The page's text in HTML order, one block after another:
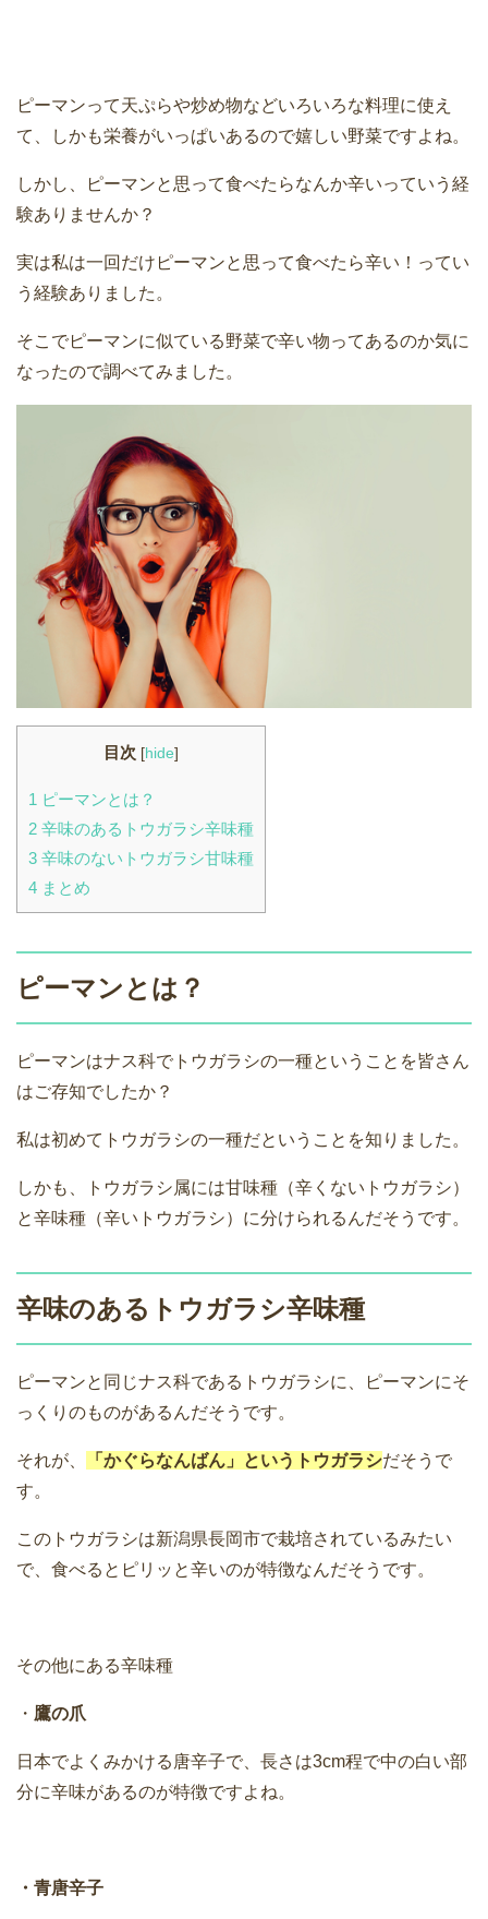
ピーマンって天ぷらや炒め物などいろいろな料理に使え
て、しかも栄養がいっぱいあるので嬉しい野菜ですよね。
しかし、ピーマンと思って食べたらなんか辛いっていう経
験ありませんか？
実は私は一回だけピーマンと思って食べたら辛い！ってい
う経験ありました。
そこでピーマンに似ている野菜で辛い物ってあるのか気に
なったので調べてみました。
目次 [hide]
1 ピーマンとは？
2 辛味のあるトウガラシ辛味種
3 辛味のないトウガラシ甘味種
4 まとめ
ピーマンとは？
ピーマンはナス科でトウガラシの一種ということを皆さん
はご存知でしたか？
私は初めてトウガラシの一種だということを知りました。
しかも、トウガラシ属には甘味種（辛くないトウガラシ）
と辛味種（辛いトウガラシ）に分けられるんだそうです。
辛味のあるトウガラシ辛味種
ピーマンと同じナス科であるトウガラシに、ピーマンにそ
っくりのものがあるんだそうです。
それが、 「かぐらなんばん」というトウガラシだそうで
す。
このトウガラシは新潟県長岡市で栽培されているみたい
で、食べるとピリッと辛いのが特徴なんだそうです。
その他にある辛味種
・ 鷹の爪
日本でよくみかける唐辛子で、長さは3cm程で中の白い部
分に辛味があるのが特徴ですよね。
・青唐辛子